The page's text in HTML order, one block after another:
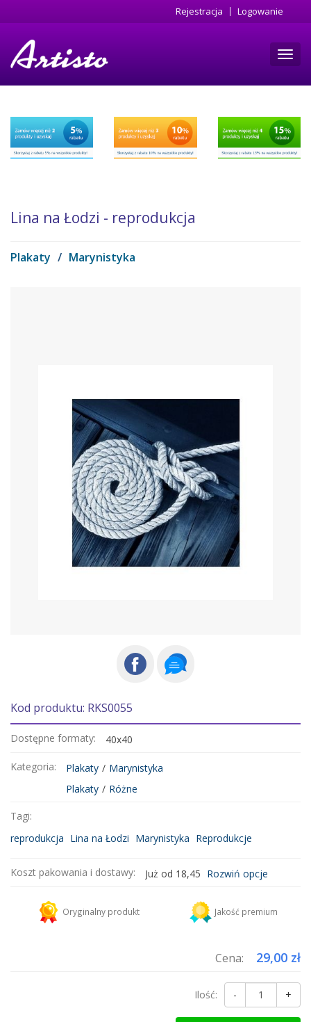
do
Rejestracja Logowanie
Lina na Łodzi - reprodukcja
Plakaty / Marynistyka
Kod produktu: RKS0055
Dostępne formaty: 40x40
Kategoria: Plakaty / Marynistyka
Plakaty / Różne
Tagi:
reprodukcja Lina na Łodzi Marynistyka Reprodukcje
Koszt pakowania i dostawy: Już od 18,45 Rozwiń opcje
Kurier DHL
Dodaj więcej produktów do koszyka i zapłać za wysyłkę tylko raz!
Oryginalny produkt Jakość premium
Cena: 29,00 zł
Ilość: - +